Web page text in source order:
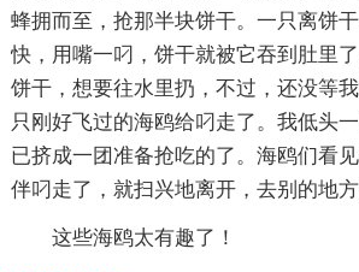
蜂拥而至，抢那半块饼干。一只离饼
快，用嘴一叼，饼干就被它吞到肚里
饼干，想要往水里扔，不过，还没等
只刚好飞过的海鸥给叼走了。我低头
已挤成一团准备抢吃的了。海鸥们看
伴叼走了，就扫兴地离开，去别的地方
这些海鸥太有趣了！